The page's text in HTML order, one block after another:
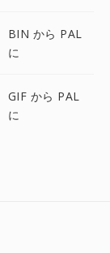
BIN から PAL
に
GIF から PAL
に